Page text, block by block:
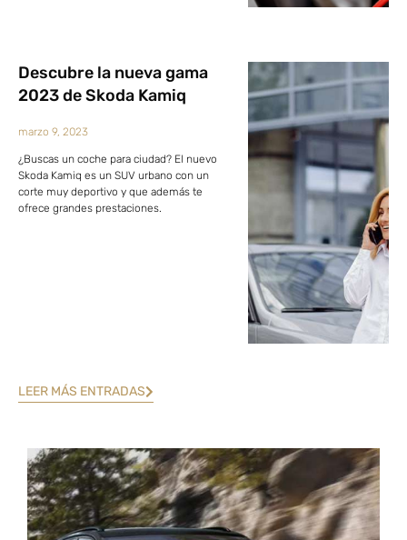
Descubre la nueva gama
2023 de Skoda Kamiq
marzo 9, 2023
¿Buscas un coche para ciudad? El nuevo
Skoda Kamiq es un SUV urbano con un
corte muy deportivo y que además te
ofrece grandes prestaciones.
LEER MÁS ENTRADAS